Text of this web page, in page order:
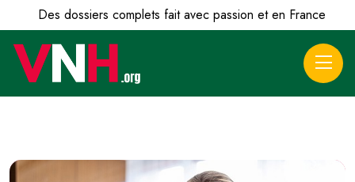
Des dossiers complets fait avec passion et en France